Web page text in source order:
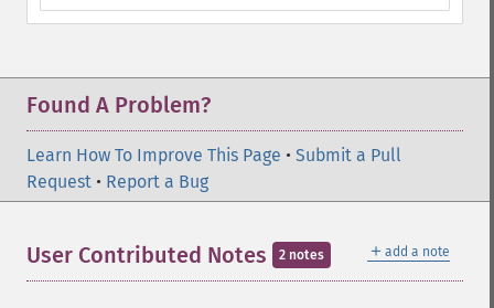
Found A Problem?
Learn How To Improve This Page • Submit a Pull
Request • Report a Bug
＋ add a note
User Contributed Notes 2 notes